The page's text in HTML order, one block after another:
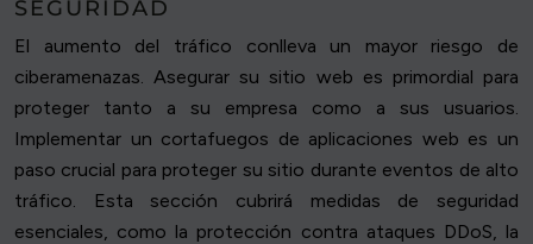
SEGURIDAD
El aumento del tráfico conlleva un mayor riesgo de
ciberamenazas. Asegurar su sitio web es primordial para
proteger tanto a su empresa como a sus usuarios.
Implementar un cortafuegos de aplicaciones web es un
paso crucial para proteger su sitio durante eventos de alto
tráfico. Esta sección cubrirá medidas de seguridad
esenciales, como la protección contra ataques DDoS, la